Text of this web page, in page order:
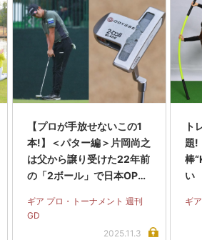
【プロが手放せないこの1
本!】＜パター編＞片岡尚之
は父から譲り受けた22年前
の「2ボール」で日本OP制
ギア プロ・トーナメント 週刊
GD
2025.11.3
ト
題!
棒
い
ギ